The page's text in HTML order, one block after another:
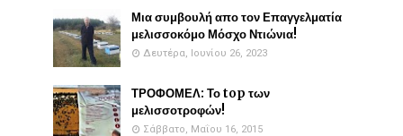
Μια συμβουλή απο τον Επαγγελματία
μελισσοκόμο Μόσχο Ντιώνια!
Δευτέρα, Ιουνίου 26, 2023
ΤΡΟΦΟΜΕΛ: Το top των
μελισσοτροφών!
Σάββατο, Μαΐου 16, 2015